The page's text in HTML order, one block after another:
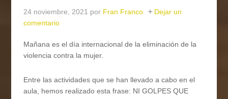
24 noviembre, 2021 por Fran Franco
Dejar un
comentario
Mañana es el día internacional de la eliminación de la
violencia contra la mujer.
Entre las actividades que se han llevado a cabo en el
aula, hemos realizado esta frase: NI GOLPES QUE